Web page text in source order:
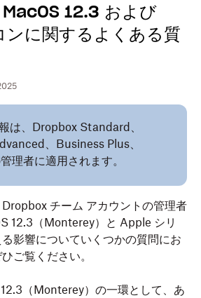
12.3 および
に関するよくある質
は、Dropbox Standard、
、Business Plus、
理者に適用されます。
チーム アカウントの管理者
12.3（Monterey）と Apple シリ
影響についていくつかの質問にお
ご覧ください。
（Monterey）の一環として、あ